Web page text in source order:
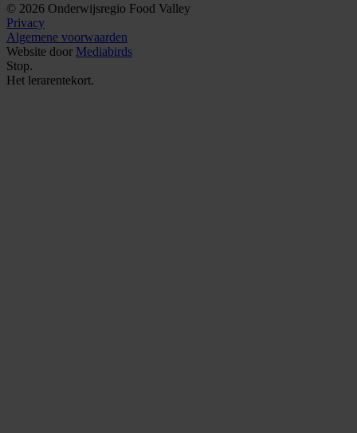
© 2026 Onderwijsregio Food Valley
Privacy
Algemene voorwaarden
Website door Mediabirds
Stop.
Het lerarentekort.